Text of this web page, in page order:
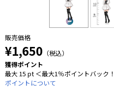
販売価格
¥1,650 （税込）
獲得ポイント
最大 15 pt ＜最大1％ポイントバック
ポイントについて